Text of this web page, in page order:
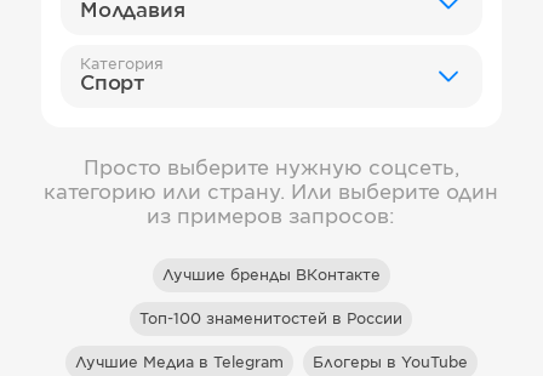
Молдавия
Категория
Спорт
Просто выберите нужную соцсеть,
категорию или страну. Или выберите один
из примеров запросов:
Лучшие бренды ВКонтакте
Топ-100 знаменитостей в России
Лучшие Медиа в Telegram Блогеры в YouTube